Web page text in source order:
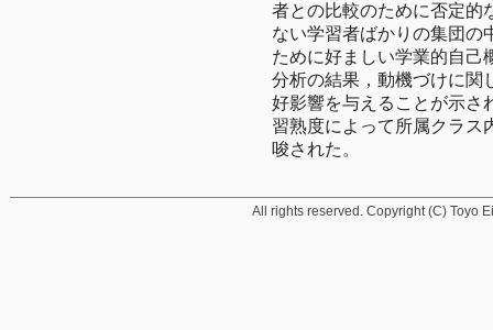
者との比較のために否定的
ない学習者ばかりの集団の
ために好ましい学業的自己
分析の結果，動機づけに関
好影響を与えることが示さ
習熟度によって所属クラス
唆された。